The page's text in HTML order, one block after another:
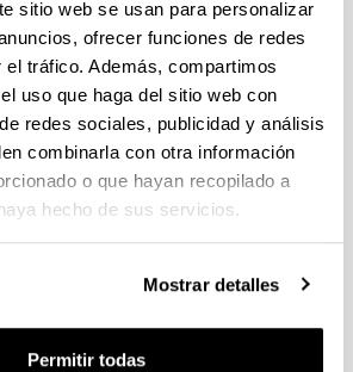
sitio web se usan para personalizar
ofrecer funciones de redes
tráfico. Además, compartimos
uso que haga del sitio web con
redes sociales, publicidad y análisis
combinarla con otra información
o que hayan recopilado a
hecho de sus servicios.
Mostrar detalles
Permitir todas
las víctimas" (pdf, 214 Kb)
Jornada sobre Maltrato Animal y
"La causa animal: problemas
políticas" (pdf, 122 Kb)
2018
organizadas por el Laboratorio